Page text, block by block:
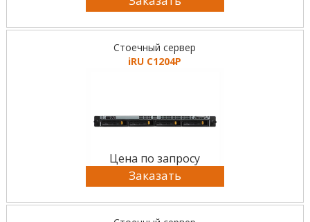
Стоечный сервер
iRU C1204P
Цена по запросу
Заказать